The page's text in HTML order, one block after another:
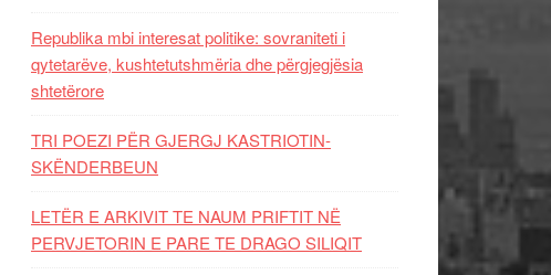
Republika mbi interesat politike: sovraniteti i
qytetarëve, kushtetutshmëria dhe përgjegjësia
shtetërore
TRI POEZI PËR GJERGJ KASTRIOTIN-
SKËNDERBEUN
LETËR E ARKIVIT TE NAUM PRIFTIT NË
PERVJETORIN E PARE TE DRAGO SILIQIT